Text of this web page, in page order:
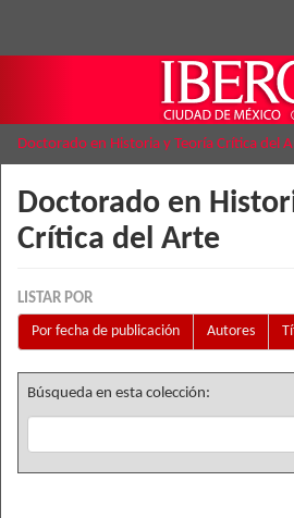
Doctorado en Historia y Teoría Crítica del
Doctorado en
Crítica del Arte
LISTAR POR
Por fecha de publicación
Autores
Búsqueda en esta colección: